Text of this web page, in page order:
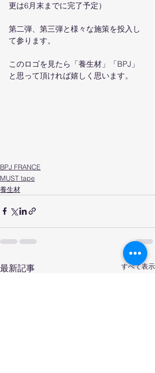
更は6月末までに完了予定）
第二弾、第三弾と様々な施策を投入し
て参ります。
このロゴを見たら「養生材」「BPJ」
と思って頂ければ嬉しく思います。
BPJ FRANCE
MUST tape
養生材
最新記事 すべて表示